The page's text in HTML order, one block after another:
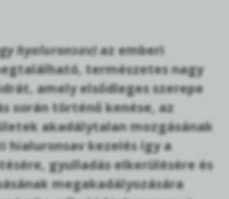
hyaluronsav)az emberi
természetes nagy
amely elsődleges szerepe
során történő kenése, az
akadálytalan mozgásának
hialuronsav kezelés így a
gyulladás elkerülésére és
megakadályozására